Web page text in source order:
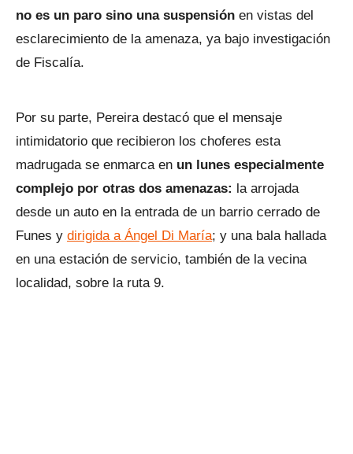
no es un paro sino una suspensión en vistas del
esclarecimiento de la amenaza, ya bajo investigación
de Fiscalía.
Por su parte, Pereira destacó que el mensaje
intimidatorio que recibieron los choferes esta
madrugada se enmarca en un lunes especialmente
complejo por otras dos amenazas: la arrojada
desde un auto en la entrada de un barrio cerrado de
Funes y dirigida a Ángel Di María; y una bala hallada
en una estación de servicio, también de la vecina
localidad, sobre la ruta 9.